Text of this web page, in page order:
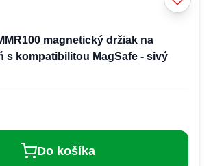
magnetický držiak na
s kompatibilitou MagSafe - sivý
Do košíka